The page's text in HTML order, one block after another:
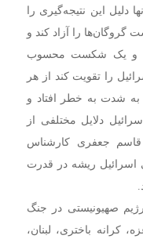
این نتیجه‌گیری را
گروگان‌ها را آزاد کند و
و یک شکست محسوب
را تقویت کند از هر
به شدت به خطر افتاد و
دلایل مختلفی از
جعفری کارشناس
اسرائیل ریشه در قدرت
رژیم صهیونیستی در جنگ
کرانه باختری، لبنان،